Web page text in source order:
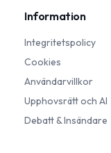
Information
Integritetspolicy
Cookies
Användarvillkor
Upphovsrätt och AI
Debatt & Insändare